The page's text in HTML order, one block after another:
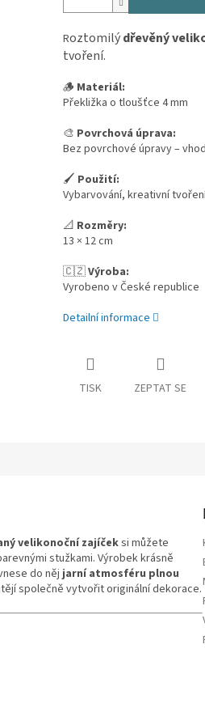
Roztomilýdřevěný
tvoření.
🪵 Materiál:
Překližka o tloušťce 4 mm
🎨 Povrchová úprava:
Bez povrchové úpravy –
🖌️ Použití:
Vybarvování, kreativní
📐 Rozměry:
13 × 12 cm
🇨🇿Výroba:
Vyrobeno v České republice
Detailní informace
TISK ZEPTAT SE
velikonoční zajíčeksi můžete
stužkami. Výrobek krásně
do nějjarní atmosféru plnou
společně vytvořit originální dekorace.